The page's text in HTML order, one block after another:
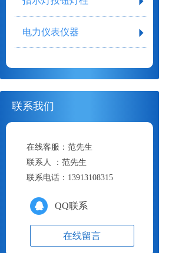
电力仪表仪器
联系我们
在线客服：范先生
联系人 ：范先生
联系电话： 13913108315
QQ联系
在线留言